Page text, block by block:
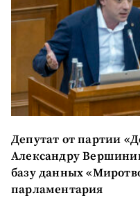
Депутат от партии
Александру
базу данных
парламентария